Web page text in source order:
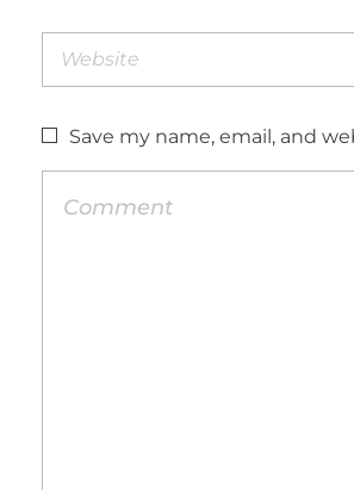
Save my name, email, and